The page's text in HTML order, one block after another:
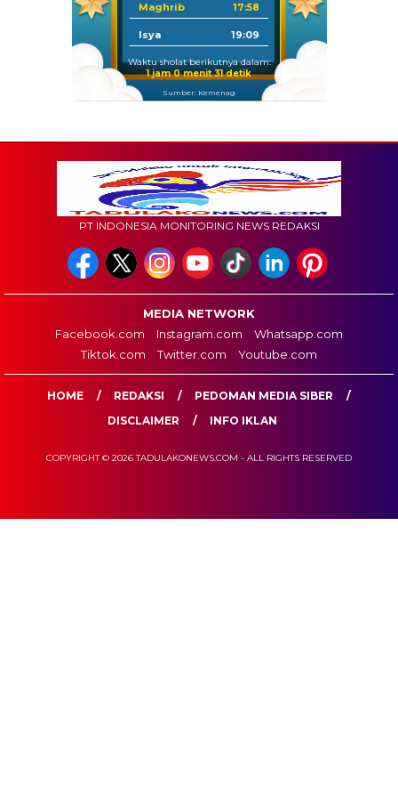
Maghrib 17:58
Isya 19:09
Waktu sholat berikutnya dalam:
1 jam 0 menit 30 detik
Sumber: Kemenag
PT INDONESIA MONITORING NEWS REDAKSI
MEDIA NETWORK
Facebook.com
Instagram.com
Whatsapp.com
Tiktok.com
Twitter.com Youtube.com
HOME REDAKSI
PEDOMAN MEDIA SIBER
DISCLAIMER
INFO IKLAN
COPYRIGHT © 2026 TADULAKONEWS.COM - ALL RIGHTS RESERVED